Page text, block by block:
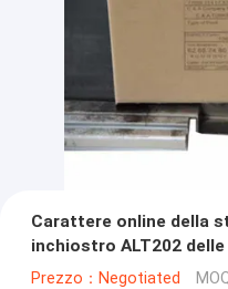
Carattere online della
inchiostro ALT202
grande per il
Prezzo：Negotiated